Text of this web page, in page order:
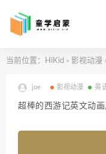
当前位置： HiKid > 影视动漫
joe 影视动漫 英
超棒的西游记英文动